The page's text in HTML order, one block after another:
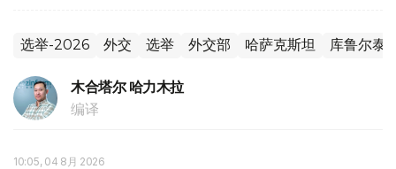
选举-2026 外交 选举 外交部 哈萨克斯坦 库鲁尔泰
木合塔尔 哈力木拉
编译
10:05, 04 8月 2026